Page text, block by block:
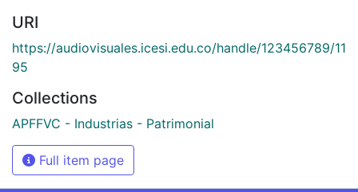
URI
https://audiovisuales.icesi.edu.co/handle/123456789/11
95
Collections
APFFVC - Industrias - Patrimonial
Full item page